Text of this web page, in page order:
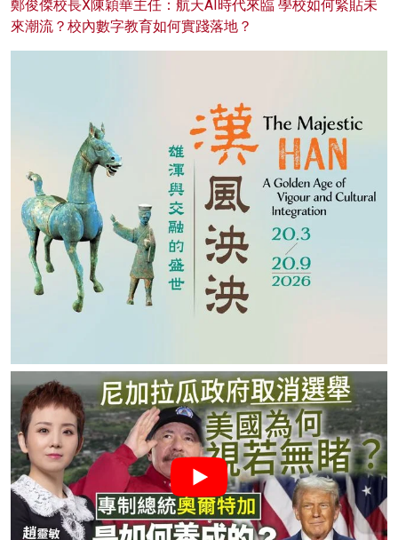
鄭俊傑校長X陳穎華主任：航天AI時代來臨 學校如何緊貼未
來潮流？校內數字教育如何實踐落地？